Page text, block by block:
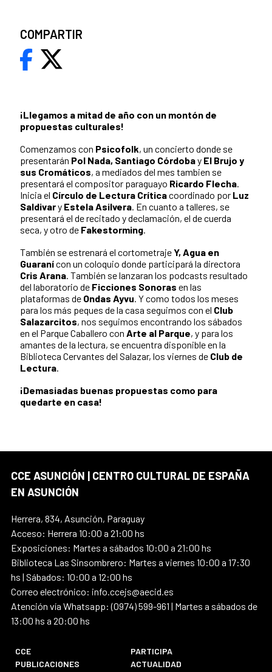
¡Llegamos a mitad de año con un montón de
propuestas culturales!
Comenzamos con Psicofolk, un concierto donde se
presentarán Pol Nada, Santiago Córdobay El Brujo y
sus Cromáticos, a mediados del mes tambien se
presentará el compositor paraguayo Ricardo Flecha
Inicia el Círculo de Lectura Críticacoordinado por Luz
Saldivary Estela Asilvera . En cuanto a talleres, se
presentará el de recitado y declamación, el de cuerda
seca, y otro de Fakestorming
También se estrenará el cortometrajeY, Agua en
Guaranícon un coloquio donde participará la directora
Cris Arana . También se lanzaran los podcasts resultado
del laboratorio de Ficciones Sonoras en las
plataformas de Ondas Ayvu . Y como todos los meses
para los más peques de la casa seguimos con el Club
Salazarcitos, nos seguimos encontrando los sábados
en el Parque Caballero con Arte al Parque, y para los
amantes de la lectura, se encuentra disponible en la
Biblioteca Cervantes del Salazar, los viernes de Club de
Lectura
¡Demasiadas buenas propuestas como para
quedarte en casa!
COMPARTIR
CCE ASUNCIÓN | CENTRO CULTURAL DE ESPAÑA
EN ASUNCIÓN
Herrera, 834, Asunción, Paraguay
Acceso: Herrera 10:00 a 21:00 hs
Exposiciones: Martes a sábados 10:00 a 21:00 hs
Biblioteca Las Sinsombrero: Martes a viernes 10:00 a 17:30
hs | Sábados: 10:00 a 12:00 hs
Correo electrónico: info.ccejs@aecid.es
Atención vía Whatsapp: (0974) 599-961 | Martes a sábados de
13:00 hs a 20:00 hs
CCE
PARTICIPA
PUBLICACIONES
ACTUALIDAD